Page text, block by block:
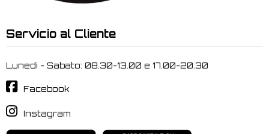
Servicio al Cliente
Lunedi - Sabato: 08.30-13.00 e 17.00-20.30
Facebook
Instagram